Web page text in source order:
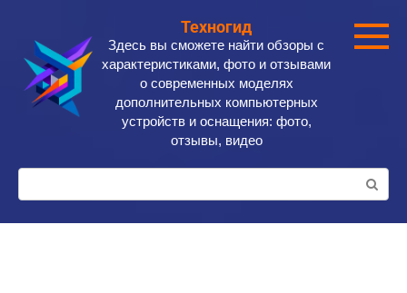
контенту
Техногид
Здесь вы сможете найти обзоры с
характеристиками, фото и отзывами
о современных моделях
дополнительных компьютерных
устройств и оснащения: фото,
отзывы, видео
Поиск: